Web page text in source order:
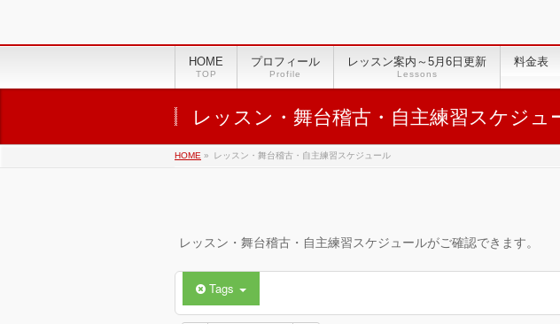
HOME
TOP
プロフィール
Profile
レッスン案内～5月6日更新
Lessons
料金表
レッスン・舞台稽古・自主練習スケジュ
HOME » レッスン・舞台稽古・自主練習スケジュール
レッスン・舞台稽古・自主練習スケジュールがご確認できます。
Tags